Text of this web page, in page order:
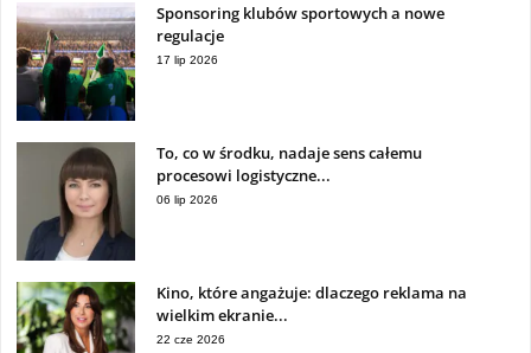
Sponsoring klubów sportowych a nowe
regulacje
17 lip 2026
To, co w środku, nadaje sens całemu
procesowi logistyczne...
06 lip 2026
Kino, które angażuje: dlaczego reklama na
wielkim ekranie...
22 cze 2026